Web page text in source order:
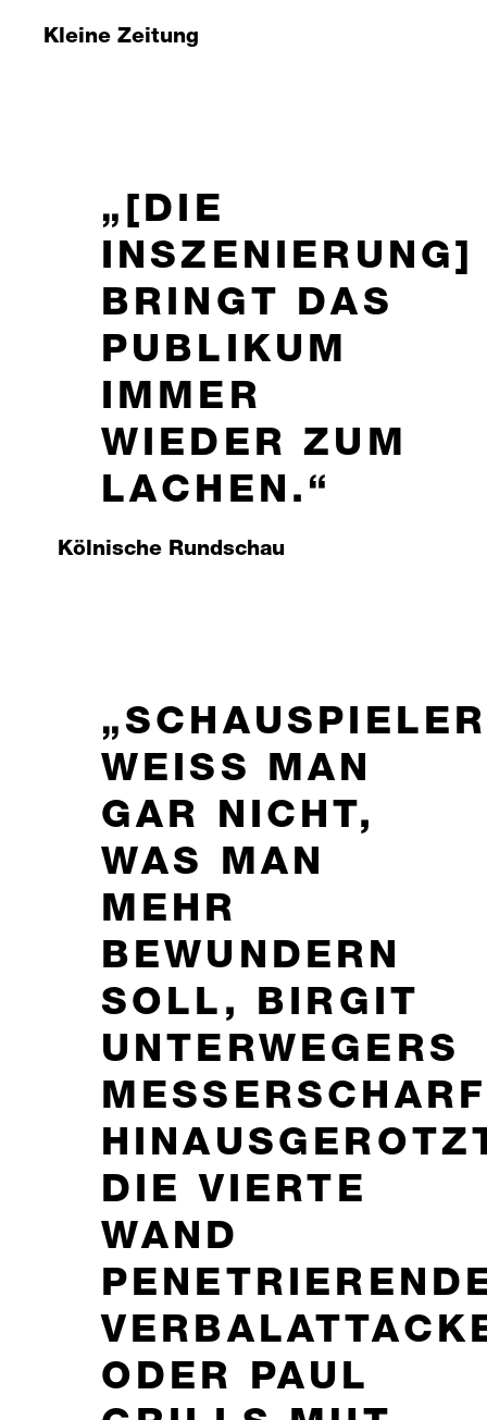
Kleine Zeitung
[DIE
INSZENIERUNG]
BRINGT DAS
PUBLIKUM
IMMER
WIEDER ZUM
LACHEN.
Kölnische Rundschau
WEISS MAN G
AR NICHT, W
AS MAN M
EHR B
EWUNDERN S
OLL, BIRGIT U
NTERWEGERS M
ESSERSCHARF H
IE VIERTE W
AND P
ENETRIERENDE
DER PAUL G